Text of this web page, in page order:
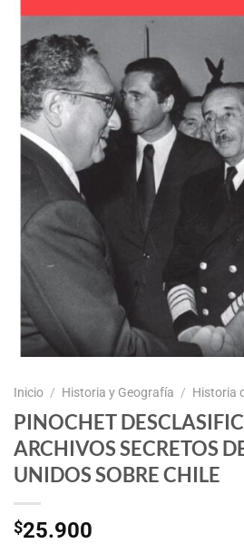
Inicio / Historia y Geografía / Historia
PINOCHET
ARCHIVOS SECRETOS
UNIDOS SOBRE CHILE
$25.900